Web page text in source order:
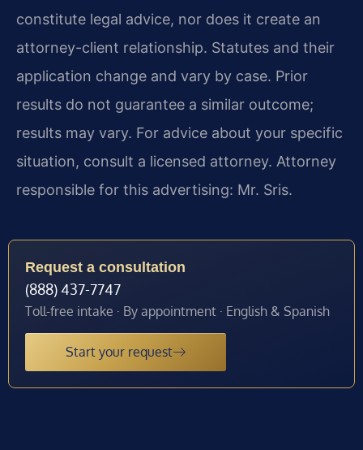
constitute legal advice, nor does it create an
attorney-client relationship. Statutes and their
application change and vary by case. Prior
results do not guarantee a similar outcome;
results may vary. For advice about your specific
situation, consult a licensed attorney. Attorney
responsible for this advertising: Mr. Sris.
Request a consultation
(888) 437-7747
Toll-free intake · By appointment · English & Spanish
Start your request